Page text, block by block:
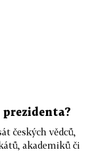
prezidenta?
českých vědců,
akademiků či